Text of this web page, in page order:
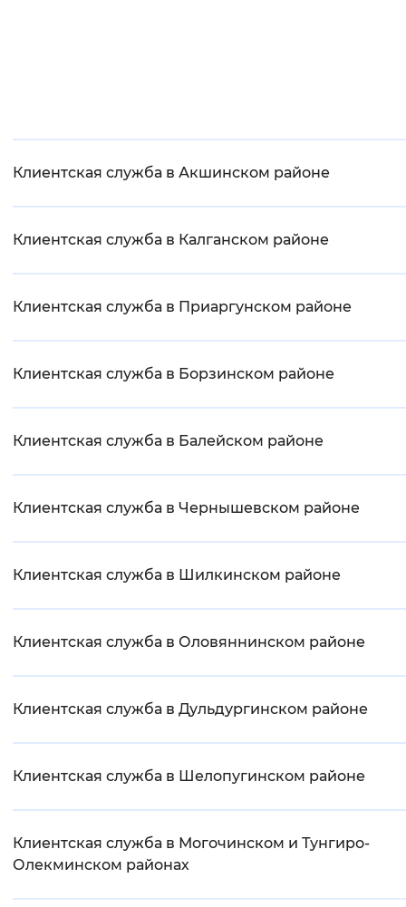
Клиентская служба в Акшинском районе
Клиентская служба в Калганском районе
Клиентская служба в Приаргунском районе
Клиентская служба в Борзинском районе
Клиентская служба в Балейском районе
Клиентская служба в Чернышевском районе
Клиентская служба в Шилкинском районе
Клиентская служба в Оловяннинском районе
Клиентская служба в Дульдургинском районе
Клиентская служба в Шелопугинском районе
Клиентская служба в Могочинском и Тунгиро-
Олекминском районах